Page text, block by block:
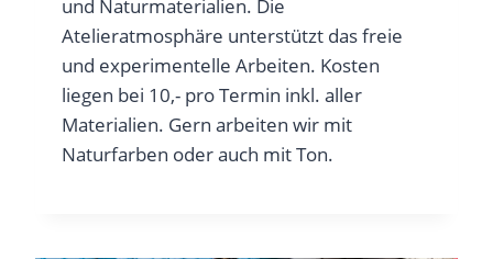
und Naturmaterialien. Die
Atelieratmosphäre unterstützt das freie
und experimentelle Arbeiten. Kosten
liegen bei 10,- pro Termin inkl. aller
Materialien. Gern arbeiten wir mit
Naturfarben oder auch mit Ton.